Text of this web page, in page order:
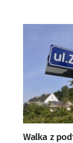
Walka z